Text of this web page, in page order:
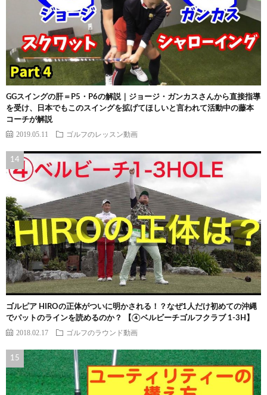
GGスイングの肝＝P5・P6の解説｜ジョージ・ガンカスさんから直接指導
を受け、日本でもこのスイングを拡げてほしいと言われて活動中の藤本
コーチが解説
2019.05.11 ゴルフのレッスン動画
ゴルピア HIROの正体がついに明かされる！？なぜ1人だけ初めての沖縄
でパットのラインを読めるのか？ 【④ベルビーチゴルフクラブ 1-3H】
2018.02.17 ゴルフのラウンド動画